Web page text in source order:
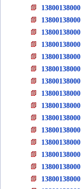
13800138000
13800138000
13800138000
13800138000
13800138000
13800138000
13800138000
13800138000
13800138000
13800138000
13800138000
13800138000
13800138000
13800138000
13800138000